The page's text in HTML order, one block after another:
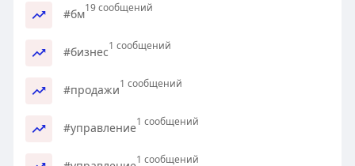
#бм19 сообщений
#бизнес1 сообщений
#продажи1 сообщений
#управление1 сообщений
1 сообщений